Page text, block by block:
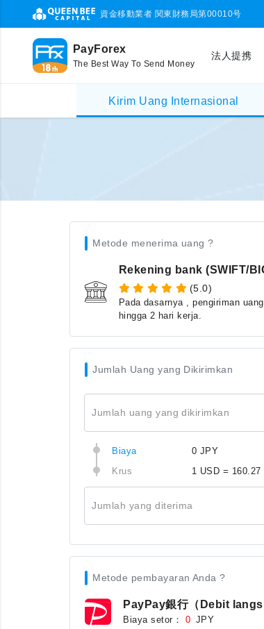
資金移動業者 関東財務局第00010号
PayForex
The Best Way To Send Money
法人提携
Kirim Uang Internasional
Metode menerima uang ?
Rekening bank (SWIFT/
(5.0)
Pada dasarnya , pengiriman
hingga 2 hari kerja.
Jumlah Uang yang Dikirimkan
Jumlah uang yang dikirimkan
Biaya
0 JPY
Krus
1 USD = 160.27
Jumlah yang diterima
Metode pembayaran Anda ?
PayPay銀行（Debit
Biaya setor： 0 JPY